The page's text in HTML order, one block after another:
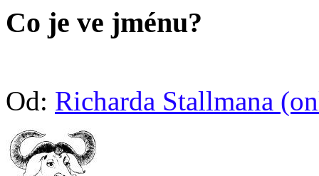
Co je ve jménu?
Od: Richarda Stallmana